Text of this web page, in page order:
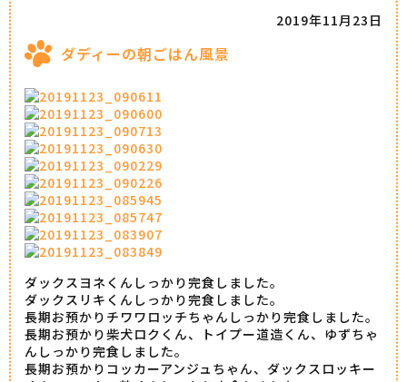
ダディーの朝ごはん風景
2019年11月23日
ダックスヨネくんしっかり完食しました。
ダックスリキくんしっかり完食しました。
長期お預かりチワワロッチちゃんしっかり完食しました。
長期お預かり柴犬ロクくん、トイプー道造くん、ゆずちゃ
んしっかり完食しました。
長期お預かりコッカーアンジュちゃん、ダックスロッキー